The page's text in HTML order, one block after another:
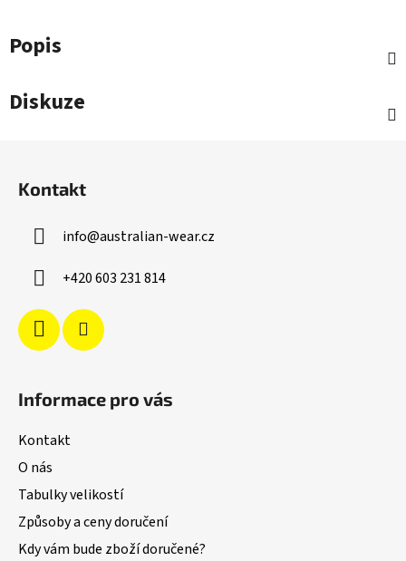
Popis
Diskuze
Kontakt
info@australian-wear.cz
+420 603 231 814
Informace pro vás
Kontakt
O nás
Tabulky velikostí
Způsoby a ceny doručení
Kdy vám bude zboží doručené?